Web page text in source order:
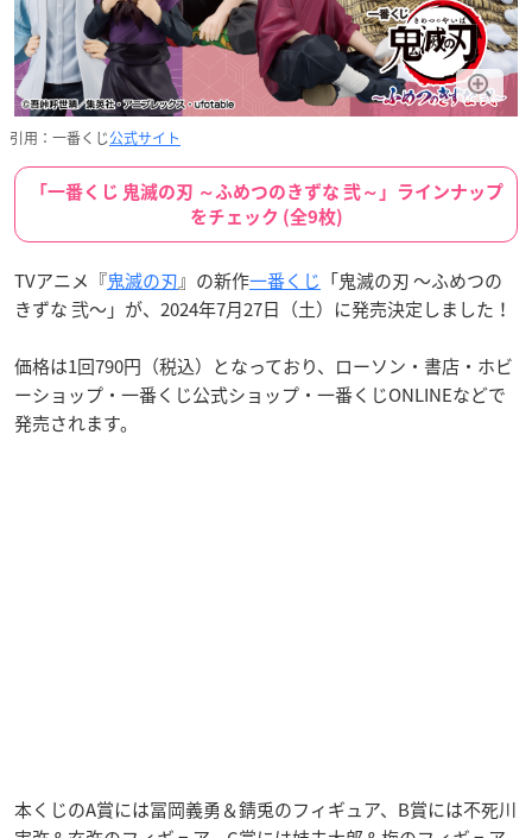
引用：一番くじ公式サイト
「一番くじ 鬼滅の刃 ～ふめつのきずな 弐～」ラインナップ
をチェック (全9枚)
TVアニメ『鬼滅の刃』の新作一番くじ 「鬼滅の刃 ～ふめつの
きずな 弐～」が、2024年7月27日（土）に発売決定しました！
価格は1回790円（税込）となっており、ローソン・書店・ホビ
ーショップ・一番くじ公式ショップ・一番くじONLINEなどで
発売されます。
本くじのA賞には冨岡義勇＆錆兎のフィギュア、B賞には不死川